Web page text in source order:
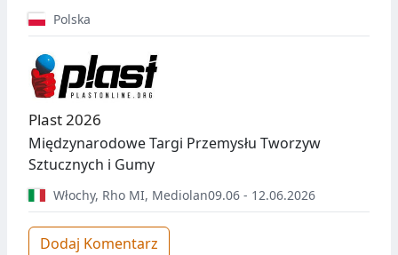
Polska
Plast 2026
Międzynarodowe Targi Przemysłu Tworzyw
Sztucznych i Gumy
Włochy, Rho MI, Mediolan09.06 - 12.06.2026
Dodaj Komentarz